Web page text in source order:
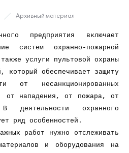
Архивный материал
предприятия включает
систем охранно-пожарной
услуги пультовой охраны
который обеспечивает защиту
от несанкционированных
от нападения, от пожара, от
деятельности охранного
ряд особенностей.
работ нужно отслеживать
и оборудования на